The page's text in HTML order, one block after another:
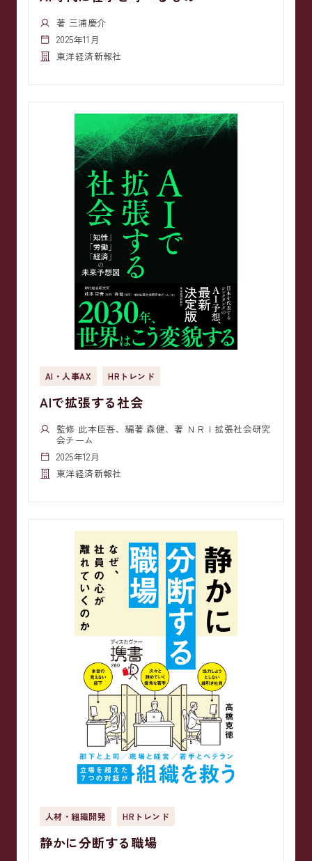
著 三浦慶介
2025年11月
東洋経済新報社
AI・人事AX HRトレンド
AIで拡張する社会
監修 此本臣吾、編著 森健、著 ＮＲＩ拡張社会研究
会チーム
2025年12月
東洋経済新報社
人材・組織開発 HRトレンド
静かに分断する職場